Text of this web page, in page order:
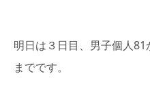
明日は３日目、男子個人
までです。